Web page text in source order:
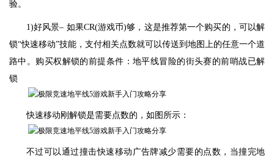
验。
1)好风景– 如果CR(游戏币)够，这是推荐第一个购买的，可以解
锁“快速移动”技能，支付相关点数就可以传送到地图上的任意一个道
路中。购买权解锁的前提条件：地平线冒险的街头赛的前哨战已解
锁
快速移动刚解锁是需要点数的，如图所示：
不过可以通过撞击快速移动广告牌减少需要的点数，当撞完地